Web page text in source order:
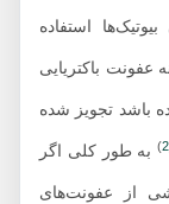
استفاده
باکتریایی
تجویز شده
کلی اگر
عفونت‌های